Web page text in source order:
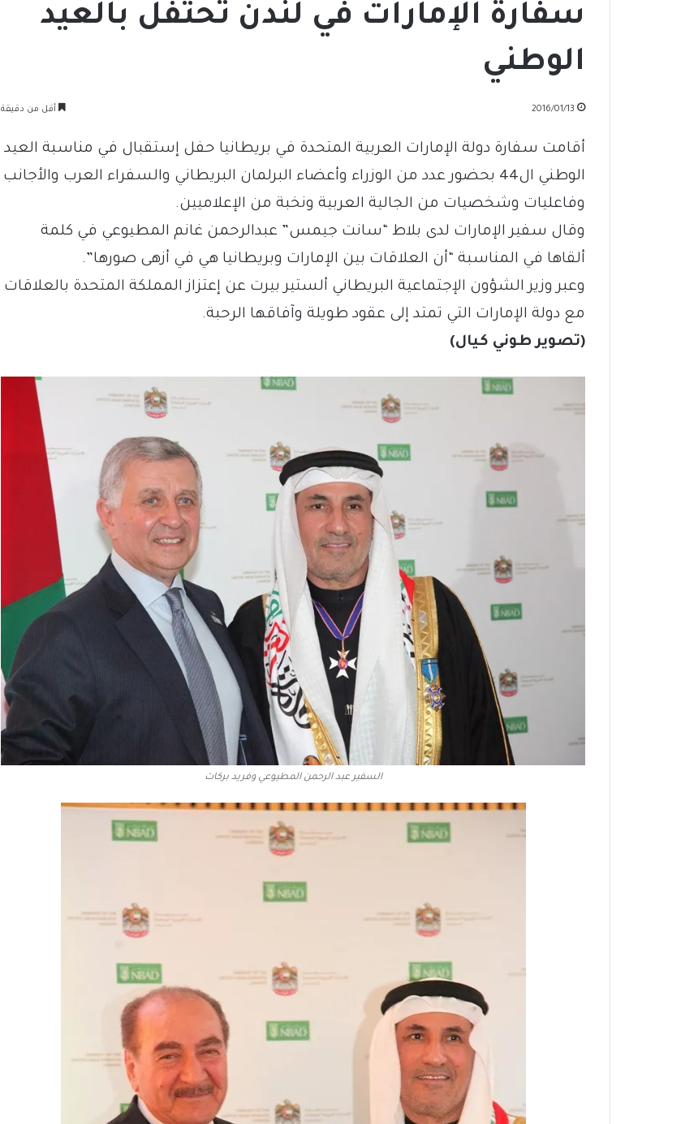
سفارة الإمارات في لندن تحتفل بالعيد
الوطني
2016/01/13 أقل من دقيقة
أقامت سفارة دولة الإمارات العربية المتحدة في بريطانيا حفل إستقبال في مناسبة العيد
الوطني ال44 بحضور عدد من الوزراء وأعضاء البرلمان البريطاني والسفراء العرب والأجانب
وفاعليات وشخصيات من الجالية العربية ونخبة من الإعلاميين.
وقال سفير الإمارات لدى بلاط “سانت جيمس” عبدالرحمن غانم المطيوعي في كلمة
ألقاها في المناسبة “أن العلاقات بين الإمارات وبريطانيا هي في أزهى صورها”.
وعبر وزير الشؤون الإجتماعية البريطاني ألستير بيرت عن إعتزاز المملكة المتحدة بالعلاقات
مع دولة الإمارات التي تمتد إلى عقود طويلة وآفاقها الرحبة.
(تصوير طوني كيال)
السفير عبد الرحمن المطيوعي وفريد بركات